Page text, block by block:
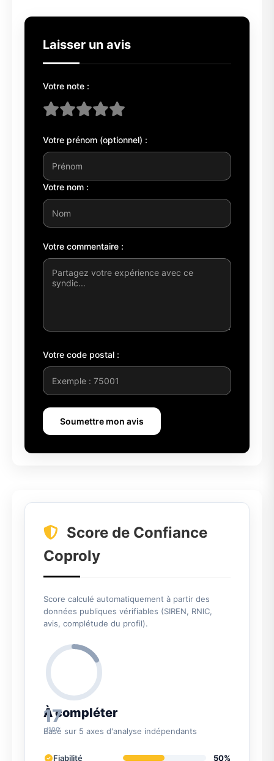
Laisser un avis
Votre note :
Votre prénom (optionnel) :
Votre nom :
Votre commentaire :
Votre code postal :
Soumettre mon avis
Score de Confiance
Coproly
Score calculé automatiquement à partir des
données publiques vérifiables (SIREN, RNIC,
avis, complétude du profil).
17
/100
À compléter
Basé sur 5 axes d'analyse indépendants
Fiabilité
50%